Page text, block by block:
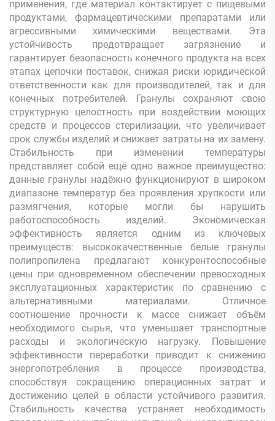
применения, где материал контактирует с пищевыми
продуктами, фармацевтическими препаратами или
агрессивными химическими веществами. Эта
устойчивость предотвращает загрязнение и
гарантирует безопасность конечного продукта на всех
этапах цепочки поставок, снижая риски юридической
ответственности как для производителей, так и для
конечных потребителей. Гранулы сохраняют свою
структурную целостность при воздействии моющих
средств и процессов стерилизации, что увеличивает
срок службы изделий и снижает затраты на их замену.
Стабильность при изменении температуры
представляет собой ещё одно важное преимущество:
данные гранулы надёжно функционируют в широком
диапазоне температур без проявления хрупкости или
размягчения, которые могли бы нарушить
работоспособность изделий. Экономическая
эффективность является одним из ключевых
преимуществ: высококачественные белые гранулы
полипропилена предлагают конкурентоспособные
цены при одновременном обеспечении превосходных
эксплуатационных характеристик по сравнению с
альтернативными материалами. Отличное
соотношение прочности к массе снижает объём
необходимого сырья, что уменьшает транспортные
расходы и экологическую нагрузку. Повышение
эффективности переработки приводит к снижению
энергопотребления в процессе производства,
способствуя сокращению операционных затрат и
достижению целей в области устойчивого развития.
Стабильность качества устраняет необходимость